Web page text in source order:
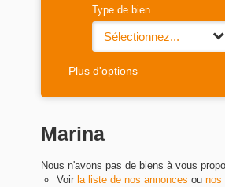
Type de bien
Sélectionnez...
Plus d'options
Marina
Nous n'avons pas de biens à vous
Voir la liste de nos annonces ou nos